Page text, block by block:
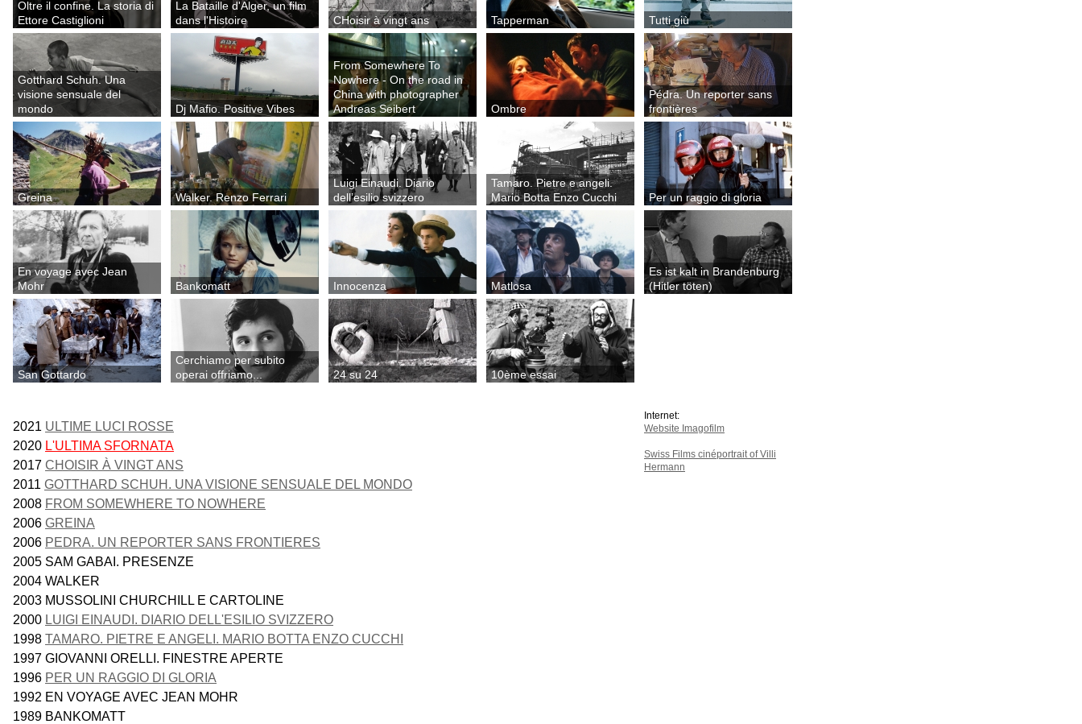
Oltre il confine. La storia di
Ettore Castiglioni
La Bataille d'Alger, un film
dans l'Histoire
CHoisir à vingt ans Tapperman Tutti giù
Gotthard Schuh. Una
visione sensuale del
mondo
Dj Mafio. Positive Vibes
From Somewhere To
Nowhere - On the road in
China with photographer
Andreas Seibert
Ombre
Pédra. Un reporter sans
frontières
Greina Walker. Renzo Ferrari
Luigi Einaudi. Diario
dell’esilio svizzero
Tamaro. Pietre e angeli.
Mario Botta Enzo Cucchi
Per un raggio di gloria
En voyage avec Jean
Mohr
Bankomatt Innocenza Matlosa
Es ist kalt in Brandenburg
(Hitler töten)
San Gottardo
Cerchiamo per subito
operai offriamo...
24 su 24 10ème essai
Internet:
Website Imagofilm
Swiss Films cinéportrait of Villi
Hermann
2021 ULTIME LUCI ROSSE
2020 L'ULTIMA SFORNATA
2017 CHOISIR À VINGT ANS
2011 GOTTHARD SCHUH. UNA VISIONE SENSUALE DEL MONDO
2008 FROM SOMEWHERE TO NOWHERE
2006 GREINA
2006 PEDRA. UN REPORTER SANS FRONTIERES
2005 SAM GABAI. PRESENZE
2004 WALKER
2003 MUSSOLINI CHURCHILL E CARTOLINE
2000 LUIGI EINAUDI. DIARIO DELL'ESILIO SVIZZERO
1998 TAMARO. PIETRE E ANGELI. MARIO BOTTA ENZO CUCCHI
1997 GIOVANNI ORELLI. FINESTRE APERTE
1996 PER UN RAGGIO DI GLORIA
1992 EN VOYAGE AVEC JEAN MOHR
1989 BANKOMATT